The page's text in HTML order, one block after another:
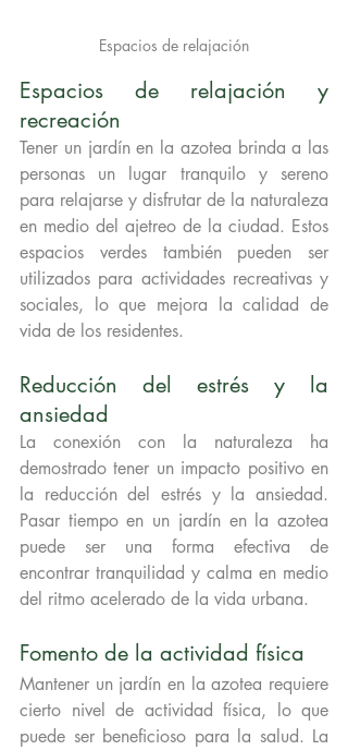
Espacios de relajación
Espacios de relajación y
recreación
Tener un jardín en la azotea brinda a las
personas un lugar tranquilo y sereno
para relajarse y disfrutar de la naturaleza
en medio del ajetreo de la ciudad. Estos
espacios verdes también pueden ser
utilizados para actividades recreativas y
sociales, lo que mejora la calidad de
vida de los residentes.
Reducción del estrés y la
ansiedad
La conexión con la naturaleza ha
demostrado tener un impacto positivo en
la reducción del estrés y la ansiedad.
Pasar tiempo en un jardín en la azotea
puede ser una forma efectiva de
encontrar tranquilidad y calma en medio
del ritmo acelerado de la vida urbana.
Fomento de la actividad física
Mantener un jardín en la azotea requiere
cierto nivel de actividad física, lo que
puede ser beneficioso para la salud. La